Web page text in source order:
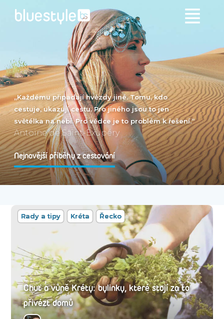
„Každému připadají hvězdy jiné. Tomu, kdo
cestuje, ukazují cestu. Pro jiného jsou to jen
světélka na nebi. Pro vědce je to problém k řešení.“
Antoine de Saint-Exupéry
Nejnovější příběhy z cestování
Rady a tipy Kréta Řecko
Chuť a vůně Kréty: bylinky, které stojí za to
přivézt domů